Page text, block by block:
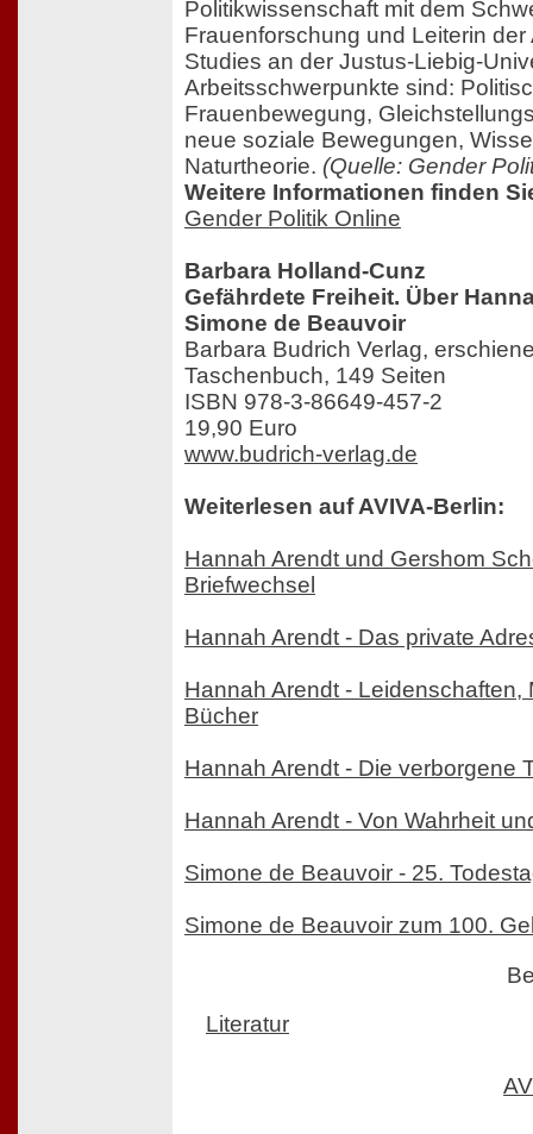
Politikwissenschaft mit dem
Frauenforschung und Leiterin
Studies an der Justus-Liebig-
Arbeitsschwerpunkte sind:
Frauenbewegung,
neue soziale Bewegungen,
Naturtheorie. (Quelle: Gender
Weitere Informationen finden
Gender Politik Online
Barbara Holland-Cunz
Gefährdete Freiheit. Über
Simone de Beauvoir
Barbara Budrich Verlag,
Taschenbuch, 149 Seiten
ISBN 978-3-86649-457-2
19,90 Euro
www.budrich-verlag.de
Weiterlesen auf AVIVA-Berlin:
Hannah Arendt und Gershom
Briefwechsel
Hannah Arendt - Das private
Hannah Arendt - Leidenschaften,
Bücher
Hannah Arendt - Die verborgene
Hannah Arendt - Von Wahrheit
Simone de Beauvoir - 25.
Simone de Beauvoir zum 100.
Literatur